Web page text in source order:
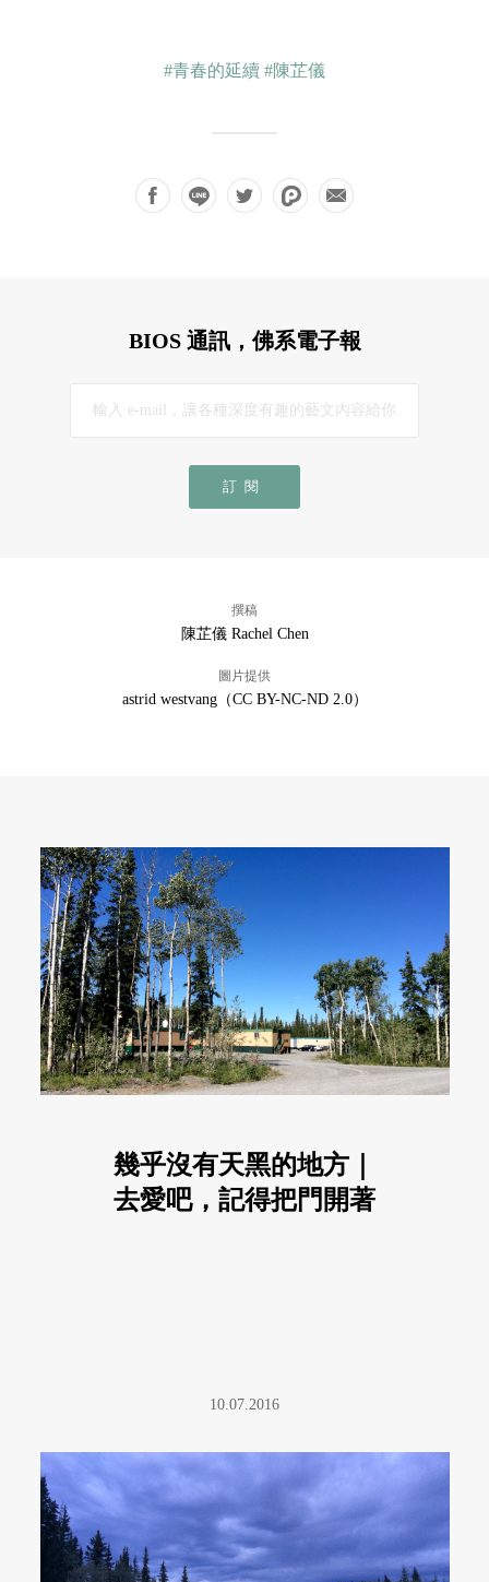
#青春的延續 #陳芷儀
BIOS 通訊，佛系電子報
訂閱
撰稿
陳芷儀 Rachel Chen
圖片提供
astrid westvang（CC BY-NC-ND 2.0）
幾乎沒有天黑的地方｜
去愛吧，記得把門開著
10.07.2016